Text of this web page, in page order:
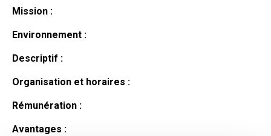
Mission :
Environnement :
Descriptif :
Organisation et horaires :
Rémunération :
Avantages :